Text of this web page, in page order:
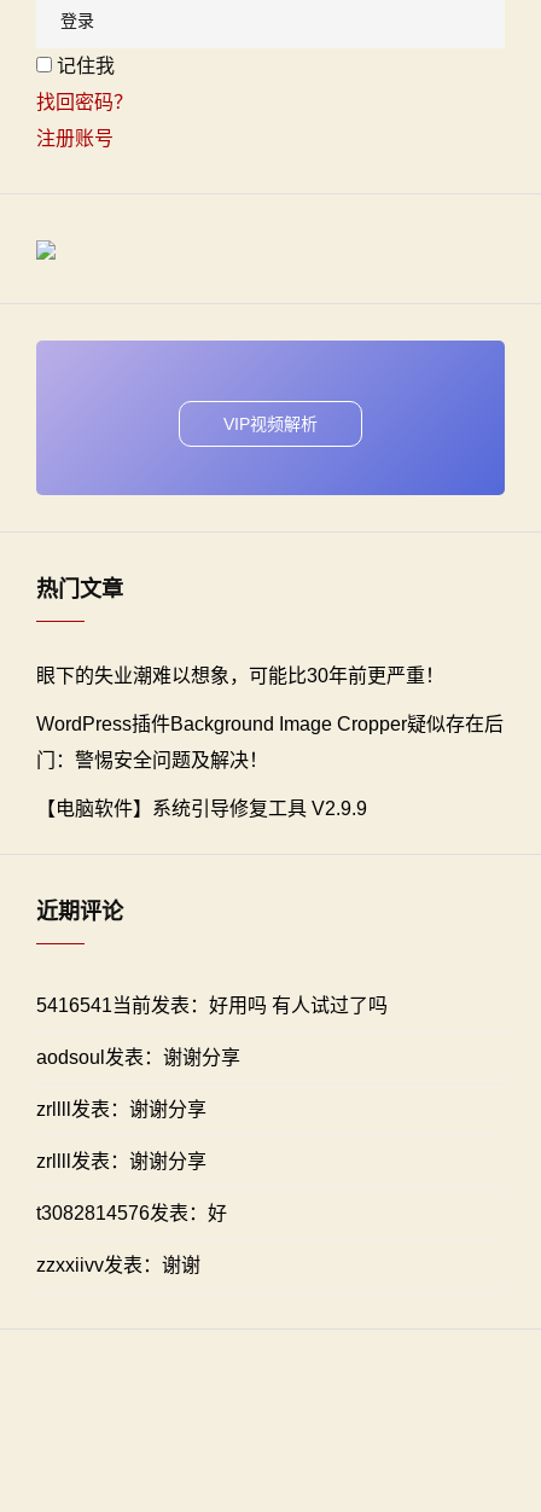
记住我
找回密码？
注册账号
VIP视频解析
热门文章
眼下的失业潮难以想象，可能比30年前更严重！
WordPress插件Background Image Cropper疑似存在后
门：警惕安全问题及解决！
【电脑软件】系统引导修复工具 V2.9.9
近期评论
5416541当前发表：好用吗 有人试过了吗
aodsoul发表：谢谢分享
zrllll发表：谢谢分享
zrllll发表：谢谢分享
t3082814576发表：好
zzxxiivv发表：谢谢